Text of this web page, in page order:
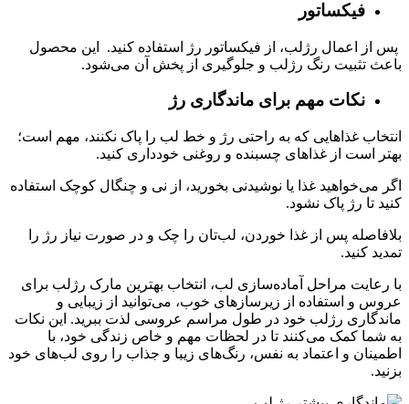
فیکساتور
پس از اعمال رژلب، از فیکساتور رژ استفاده کنید. این محصول
باعث تثبیت رنگ رژلب و جلوگیری از پخش آن می‌شود.
نکات مهم برای ماندگاری رژ
انتخاب غذاهایی که به راحتی رژ و خط لب را پاک نکنند، مهم است؛
بهتر است از غذاهای چسبنده و روغنی خودداری کنید.
اگر می‌خواهید غذا یا نوشیدنی بخورید، از نی و چنگال کوچک استفاده
کنید تا رژ پاک نشود.
بلافاصله پس از غذا خوردن، لب‌تان را چک و در صورت نیاز رژ را
تمدید کنید.
با رعایت مراحل آماده‌سازی لب، انتخاب بهترین مارک رژلب برای
عروس و استفاده از زیرسازهای خوب، می‌توانید از زیبایی و
ماندگاری رژلب خود در طول مراسم عروسی لذت ببرید. این نکات
به شما کمک می‌کنند تا در لحظات مهم و خاص زندگی خود، با
اطمینان و اعتماد به نفس، رنگ‌های زیبا و جذاب را روی لب‌های خود
بزنید.